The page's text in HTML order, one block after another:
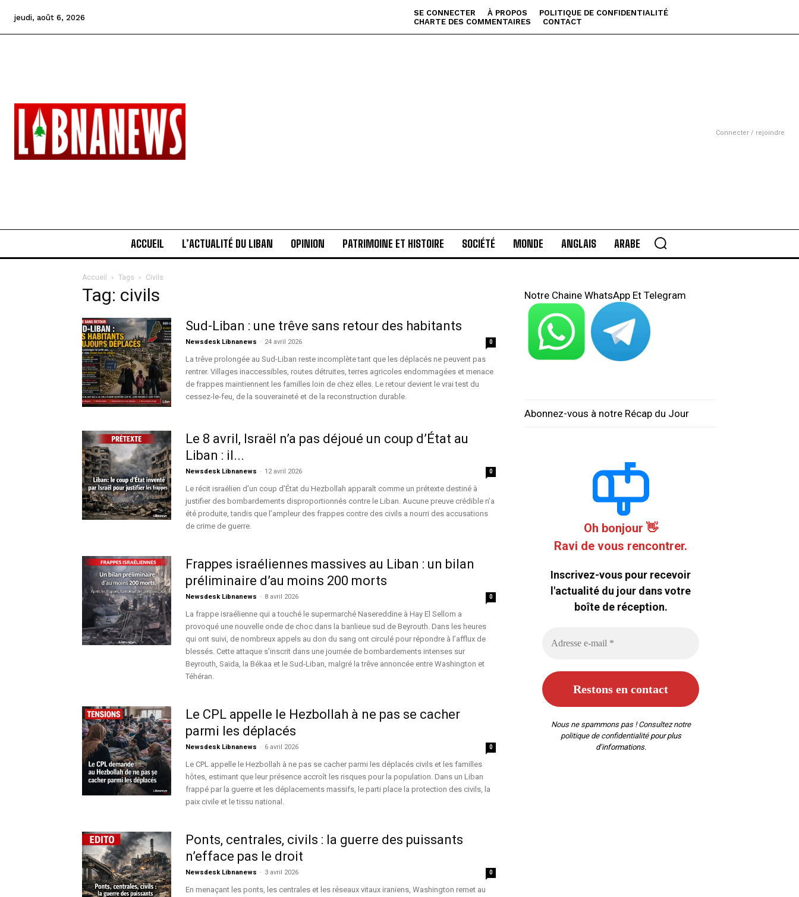
jeudi, août 6, 2026 SE CONNECTER À PROPOS
POLITIQUE DE CONFIDENTIALITÉ
CHARTE DES COMMENTAIRES
CONTACT
Connecter / rejoindre
ACCUEIL L’ACTUALITÉ DU LIBAN OPINION PATRIMOINE ET HISTOIRE SOCIÉTÉ MONDE ANGLAIS ARABE
Accueil Tags Civils
Tag: civils
Sud-Liban : une trêve sans retour des habitants
Newsdesk Libnanews - 24 avril 2026 0
La trêve prolongée au Sud-Liban reste incomplète tant que les déplacés ne peuvent pas
rentrer. Villages inaccessibles, routes détruites, terres agricoles endommagées et menace
de frappes maintiennent les familles loin de chez elles. Le retour devient le vrai test du
cessez-le-feu, de la souveraineté et de la reconstruction durable.
Le 8 avril, Israël n’a pas déjoué un coup d’État au
Liban : il...
Newsdesk Libnanews - 12 avril 2026 0
Le récit israélien d’un coup d’État du Hezbollah apparaît comme un prétexte destiné à
justifier des bombardements disproportionnés contre le Liban. Aucune preuve crédible n’a
été produite, tandis que l’ampleur des frappes contre des civils a nourri des accusations
de crime de guerre.
Frappes israéliennes massives au Liban : un bilan
préliminaire d’au moins 200 morts
Newsdesk Libnanews - 8 avril 2026 0
La frappe israélienne qui a touché le supermarché Nasereddine à Hay El Sellom a
provoqué une nouvelle onde de choc dans la banlieue sud de Beyrouth. Dans les heures
qui ont suivi, de nombreux appels au don du sang ont circulé pour répondre à l’afflux de
blessés. Cette attaque s’inscrit dans une journée de bombardements intenses sur
Beyrouth, Saïda, la Békaa et le Sud-Liban, malgré la trêve annoncée entre Washington et
Téhéran.
Le CPL appelle le Hezbollah à ne pas se cacher
parmi les déplacés
Newsdesk Libnanews - 6 avril 2026 0
Le CPL appelle le Hezbollah à ne pas se cacher parmi les déplacés civils et les familles
hôtes, estimant que leur présence accroît les risques pour la population. Dans un Liban
frappé par la guerre et les déplacements massifs, le parti place la protection des civils, la
paix civile et le tissu national.
Ponts, centrales, civils : la guerre des puissants
n’efface pas le droit
Newsdesk Libnanews - 3 avril 2026 0
En menaçant les ponts, les centrales et les réseaux vitaux iraniens, Washington remet au
Notre Chaine WhatsApp Et Telegram
Abonnez-vous à notre Récap du Jour
Oh bonjour 👋
Ravi de vous rencontrer.
Inscrivez-vous pour recevoir
l'actualité du jour dans votre
boîte de réception.
Nous ne spammons pas ! Consultez notre
politique de confidentialitépour plus
d’informations.